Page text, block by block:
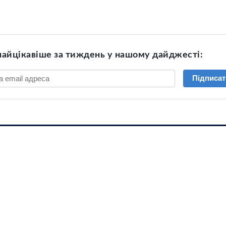
за тиждень у нашому дайджесті: